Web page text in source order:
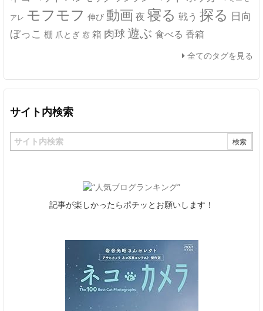
アレ モフモフ 伸び 動画 夜 寝る 戦う 探る 日向
ぼっこ 棚 爪とぎ 窓 箱 肉球 遊ぶ 食べる 香箱
全てのタグを見る
サイト内検索
記事が楽しかったらポチッとお願いします！